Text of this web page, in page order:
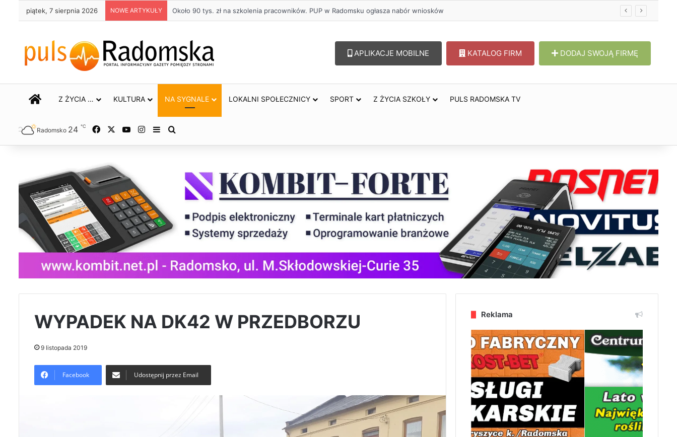
piątek, 7 sierpnia 2026 NOWE ARTYKUŁY Życie bez alkoholu – lepszy wybór. Radomsko włącza się w Miesiąc Trzeźwości
APLIKACJE MOBILNE KATALOG FIRM DODAJ SWOJĄ FIRMĘ
STRONA GŁÓWNA
Z ŻYCIA … KULTURA NA SYGNALE LOKALNI SPOŁECZNICY SPORT Z ŻYCIA SZKOŁY PULS RADOMSKA TV
Radomsko 24 ℃ Facebook YouTubeInstagram
Sidebar
WYPADEK NA DK42 W PRZEDBORZU
9 listopada 2019
Facebook Udostępnij przez Email
Reklama